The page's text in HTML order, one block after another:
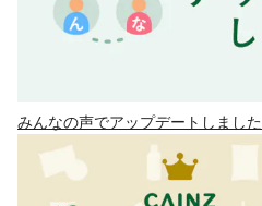
みんなの声でアップデートしました